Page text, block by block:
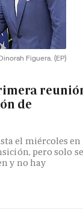
Figuera. (EP)
de
el miércoles en
pero solo se
y no hay